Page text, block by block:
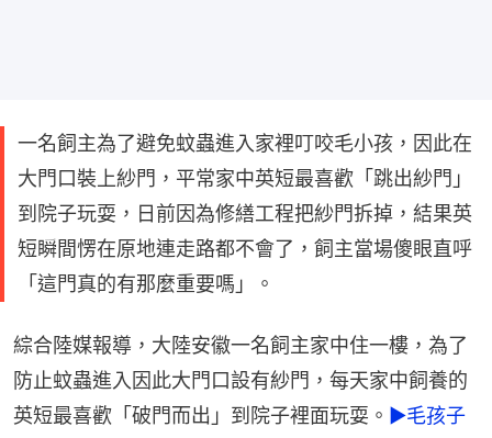
一名飼主為了避免蚊蟲進入家裡叮咬毛小孩，因此在
大門口裝上紗門，平常家中英短最喜歡「跳出紗門」
到院子玩耍，日前因為修繕工程把紗門拆掉，結果英
短瞬間愣在原地連走路都不會了，飼主當場傻眼直呼
「這門真的有那麼重要嗎」。
綜合陸媒報導，大陸安徽一名飼主家中住一樓，為了
防止蚊蟲進入因此大門口設有紗門，每天家中飼養的
英短最喜歡「破門而出」到院子裡面玩耍。 ►毛孩子